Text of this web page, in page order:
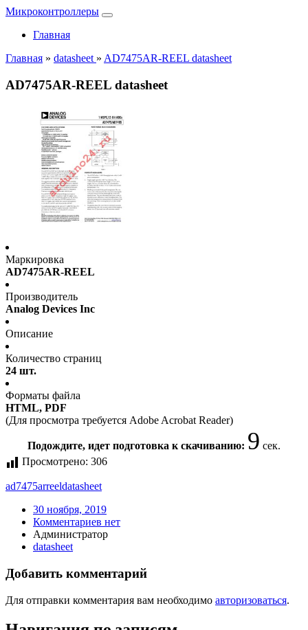
Микроконтроллеры
Главная
Главная » datasheet » AD7475AR-REEL datasheet
AD7475AR-REEL datasheet
Маркировка
AD7475AR-REEL
Производитель
Analog Devices Inc
Описание
Количество страниц
24 шт.
Форматы файла
HTML, PDF
(Для просмотра требуется Adobe Acrobat Reader)
Подождите, идет подготовка к скачиванию: 9 сек.
Просмотрено: 306
ad7475arreeldatasheet
30 ноября, 2019
Комментариев нет
Администратор
datasheet
Добавить комментарий
Для отправки комментария вам необходимо авторизоваться.